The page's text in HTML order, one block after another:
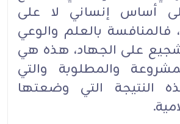
أساس إنساني لا على
بالعلم والوعي
على الجهاد، هذه هي
والمطلوبة والتي
النتيجة التي وضعتها